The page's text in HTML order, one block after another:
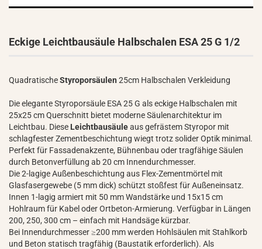
Eckige Leichtbausäule Halbschalen ESA 25 G 1/2
QuadratischeStyroporsäulen 25cm Halbschalen Verkleidung
Die elegante Styroporsäule ESA 25 G als eckige Halbschalen mit
25x25 cm Querschnitt bietet moderne Säulenarchitektur im
Leichtbau. Diese Leichtbausäuleaus gefrästem Styropor mit
schlagfester Zementbeschichtung wiegt trotz solider Optik minimal.
Perfekt für Fassadenakzente, Bühnenbau oder tragfähige Säulen
durch Betonverfüllung ab 20 cm Innendurchmesser.
Die 2-lagige Außenbeschichtung aus Flex-Zementmörtel mit
Glasfasergewebe (5 mm dick) schützt stoßfest für Außeneinsatz.
Innen 1-lagig armiert mit 50 mm Wandstärke und 15x15 cm
Hohlraum für Kabel oder Ortbeton-Armierung. Verfügbar in Längen
200, 250, 300 cm – einfach mit Handsäge kürzbar.
Bei Innendurchmesser ≥200 mm werden Hohlsäulen mit Stahlkorb
und Beton statisch tragfähig (Baustatik erforderlich). Als